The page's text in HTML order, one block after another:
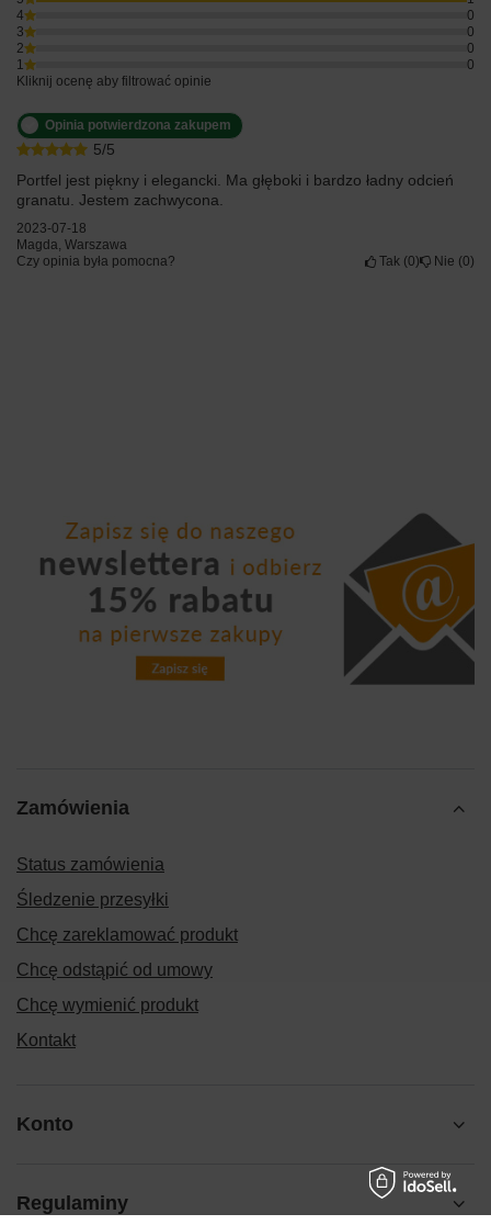
4
0
3
0
2
0
1
0
Kliknij ocenę aby filtrować opinie
5/5
Opinia potwierdzona zakupem
Portfel jest piękny i elegancki. Ma głęboki i bardzo ładny odcień
granatu. Jestem zachwycona.
2023-07-18
Magda, Warszawa
Czy opinia była pomocna?
Tak 0 Nie 0
Zamówienia
Status zamówienia
Śledzenie przesyłki
Chcę zareklamować produkt
Chcę odstąpić od umowy
Chcę wymienić produkt
Kontakt
Konto
Regulaminy